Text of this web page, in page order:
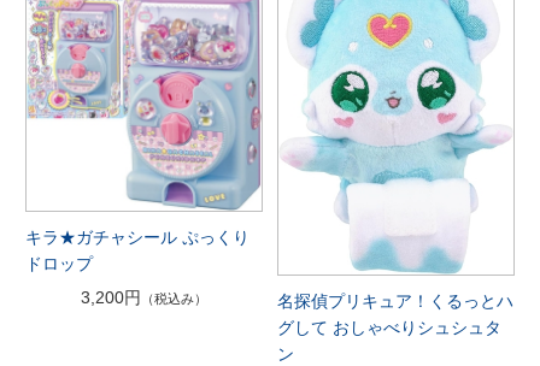
キラ★ガチャシール ぷっくり
ドロップ
3,200円
（税込み）
名探偵プリキュア！くるっとハ
グして おしゃべりシュシュタ
ン